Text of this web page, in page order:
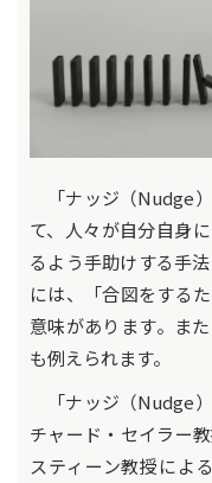
「ナッジ（Nudge
て、人々が自分自身
るよう手助けする手
には、「合図をする
意味があります。ま
も例えられます。
「ナッジ（Nudge
チャード・セイラー
スティーン教授によ